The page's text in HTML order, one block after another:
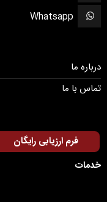
Whatsapp
درباره ما
تماس با ما
فرم ارزیابی رایگان
خدمات